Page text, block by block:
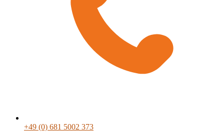
+49 (0) 681 5002 373